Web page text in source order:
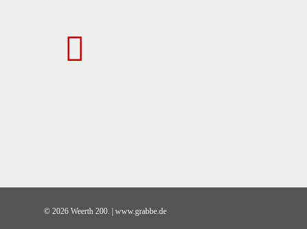
© 2026 Weerth 200. | www.grabbe.de